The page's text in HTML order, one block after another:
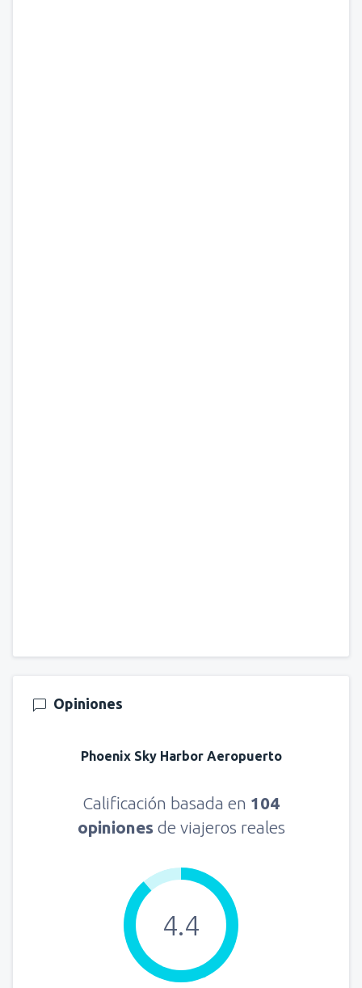
Opiniones
Phoenix Sky Harbor Aeropuerto
Calificación basada en 104
opiniones de viajeros reales
4.4